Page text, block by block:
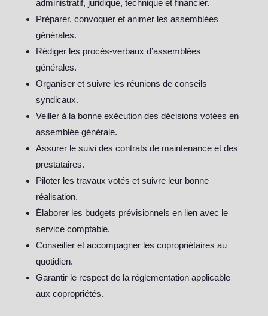
administratif, juridique, technique et financier.
Préparer, convoquer et animer les assemblées
générales.
Rédiger les procès-verbaux d’assemblées
générales.
Organiser et suivre les réunions de conseils
syndicaux.
Veiller à la bonne exécution des décisions votées en
assemblée générale.
Assurer le suivi des contrats de maintenance et des
prestataires.
Piloter les travaux votés et suivre leur bonne
réalisation.
Élaborer les budgets prévisionnels en lien avec le
service comptable.
Conseiller et accompagner les copropriétaires au
quotidien.
Garantir le respect de la réglementation applicable
aux copropriétés.